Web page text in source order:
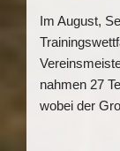
Im August,
nahmen 27
wobei der